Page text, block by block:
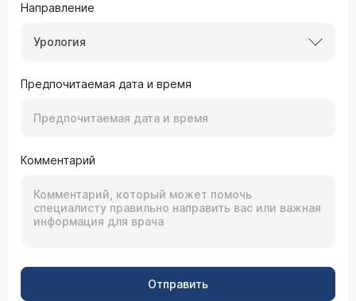
Направление
Урология
Предпочитаемая дата и время
Комментарий
Отправить